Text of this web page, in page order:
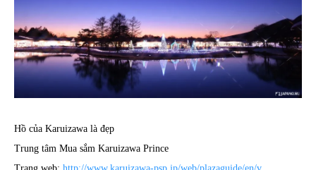
Hồ của Karuizawa là đẹp
Trung tâm Mua sắm Karuizawa Prince